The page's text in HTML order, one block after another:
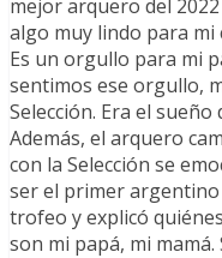
mejor arquero del
algo muy lindo para
Es un orgullo para mi
sentimos ese orgullo,
Selección. Era el sueño
Además, el arquero
con la Selección se
ser el primer
trofeo y explicó
son mi papá, mi mamá.